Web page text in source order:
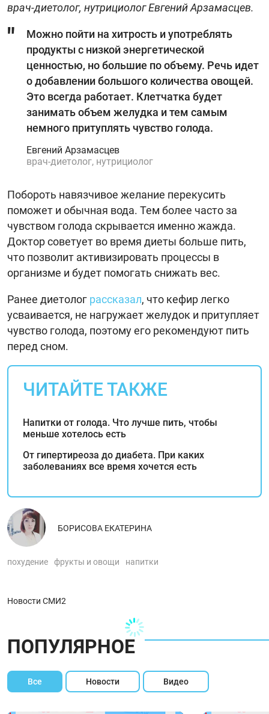
врач-диетолог, нутрициолог Евгений Арзамасцев.
Можно пойти на хитрость и употреблять
продукты с низкой энергетической
ценностью, но большие по объему. Речь идет
о добавлении большого количества овощей.
Это всегда работает. Клетчатка будет
занимать объем желудка и тем самым
немного притуплять чувство голода.
Евгений Арзамасцев
врач-диетолог, нутрициолог
Побороть навязчивое желание перекусить
поможет и обычная вода. Тем более часто за
чувством голода скрывается именно жажда.
Доктор советует во время диеты больше пить,
что позволит активизировать процессы в
организме и будет помогать снижать вес.
Ранее диетолог рассказал, что кефир легко
усваивается, не нагружает желудок и притупляет
чувство голода, поэтому его рекомендуют пить
перед сном.
ЧИТАЙТЕ ТАКЖЕ
Напитки от голода. Что лучше пить, чтобы
меньше хотелось есть
От гипертиреоза до диабета. При каких
заболеваниях все время хочется есть
БОРИСОВА ЕКАТЕРИНА
похудение фрукты и овощи напитки
Новости СМИ2
ПОПУЛЯРНОЕ
Все Новости Видео